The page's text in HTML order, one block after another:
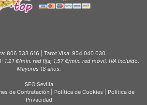
806 533 616 | Tarot Visa: 954 040 030
1,21 €/min. red fija, 1,57 €/min. red móvil. IVA Incluído.
Mayores 18 años.
SEO Sevilla
de Contratación Política de Cookies
Política de
Privacidad